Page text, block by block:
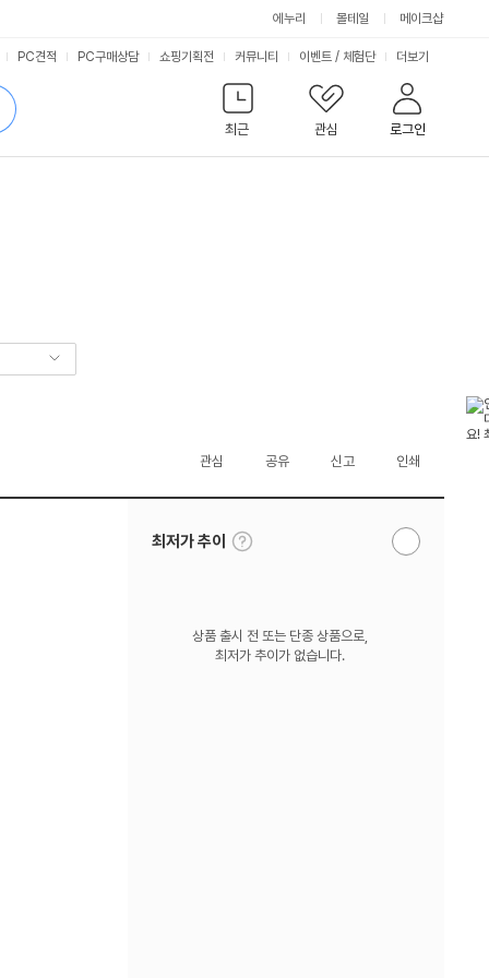
에누리 몰테일 메이크샵
최근
관심 로그인
PC견적 PC구매상담 쇼핑기획전 커뮤니티 이벤트 / 체험단 서
비
스
더보기
관심 공유 신고 인쇄
최저가 추이
툴
팁
알
상품 출시 전 또는 단종 상품으로,
최저가 추이가 없습니다.